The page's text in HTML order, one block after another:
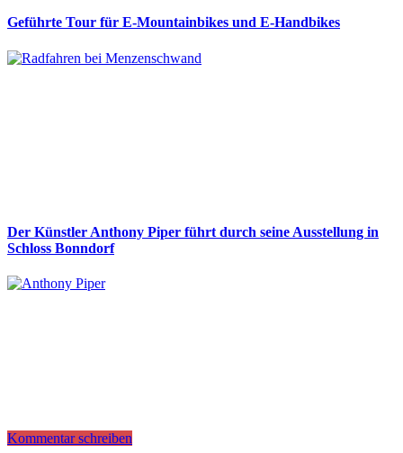
Geführte Tour für E-Mountainbikes und E-Handbikes
Der Künstler Anthony Piper führt durch seine Ausstellung in
Schloss Bonndorf
Kommentar schreiben